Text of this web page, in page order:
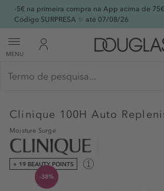
-5€ na primeira compra na App acima de
Código SURPRESA ✨ até 07/08/26
MENU
Clinique 100H Auto
Moisture Surge
+ 19 BEAUTY POINTS
-38%